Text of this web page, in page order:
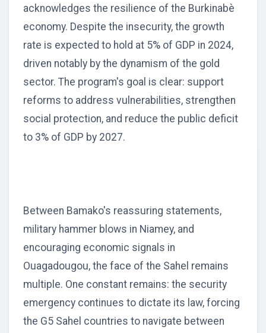
acknowledges the resilience of the Burkinabè
economy. Despite the insecurity, the growth
rate is expected to hold at 5% of GDP in 2024,
driven notably by the dynamism of the gold
sector. The program's goal is clear: support
reforms to address vulnerabilities, strengthen
social protection, and reduce the public deficit
to 3% of GDP by 2027.
Between Bamako's reassuring statements,
military hammer blows in Niamey, and
encouraging economic signals in
Ouagadougou, the face of the Sahel remains
multiple. One constant remains: the security
emergency continues to dictate its law, forcing
the G5 Sahel countries to navigate between